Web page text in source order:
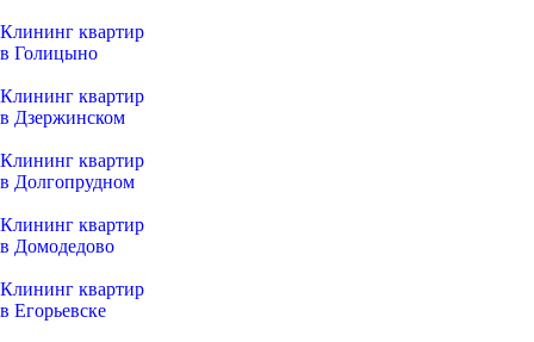
Клининг квартир
в Голицыно
Клининг квартир
в Дзержинском
Клининг квартир
в Долгопрудном
Клининг квартир
в Домодедово
Клининг квартир
в Егорьевске